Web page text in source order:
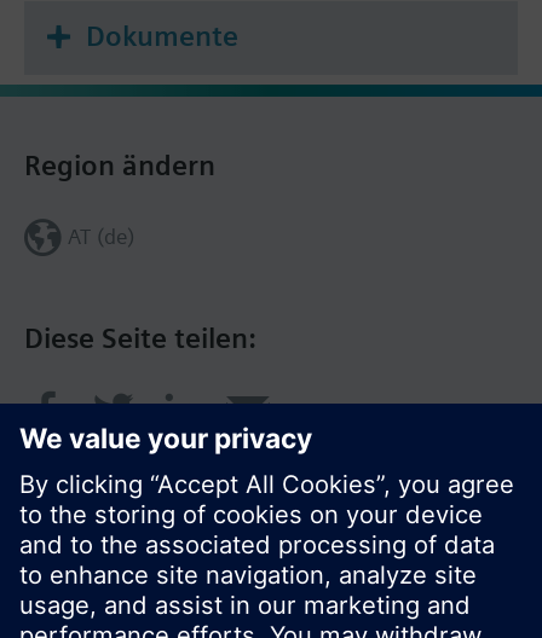
Dokumente
Diese Seite teilen:
Region ändern
AT (de)